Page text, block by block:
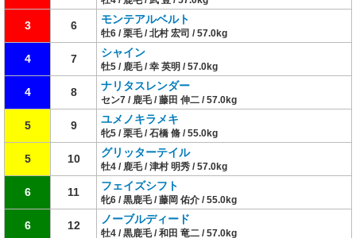
3 6 モンテアルベルト
牡6 / 栗毛 / 北村 宏司 / 57.0kg
4 7 シャイン
牡5 / 鹿毛 / 幸 英明 / 57.0kg
4 8 ナリタスレンダー
セン7 / 鹿毛 / 藤田 伸二 / 57.0kg
5 9 ユメノキラメキ
牝5 / 栗毛 / 石橋 脩 / 55.0kg
5 10 グリッターテイル
牡4 / 鹿毛 / 津村 明秀 / 57.0kg
6 11 フェイズシフト
牝6 / 黒鹿毛 / 藤岡 佑介 / 55.0kg
6 12 ノーブルディード
牡4 / 黒鹿毛 / 和田 竜二 / 57.0kg